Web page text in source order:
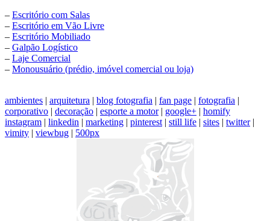
– Escritório com Salas
– Escritório em Vão Livre
– Escritório Mobiliado
– Galpão Logístico
– Laje Comercial
– Monousuário (prédio, imóvel comercial ou loja)
ambientes | arquitetura | blog fotografia | fan page | fotografia |
corporativo | decoração | esporte a motor| google+ | homify
instagram | linkedin | marketing | pinterest | still life | sites | twitter|
vimity | viewbug | 500px